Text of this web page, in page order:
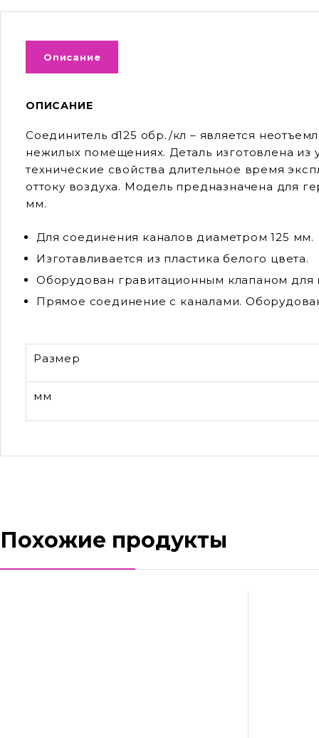
Описание
ОПИСАНИЕ
Соединитель d125 обр./кл – является
нежилых помещениях. Деталь изготовлена из
технические свойства длительное время
оттоку воздуха. Модель предназначена для
мм.
Для соединения каналов диаметром 125 мм.
Изготавливается из пластика белого цвета.
Оборудован гравитационным клапаном для
Прямое соединение с каналами.
Размер
мм
Похожие продукты